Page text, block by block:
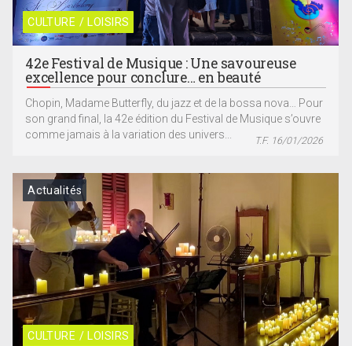
CULTURE / LOISIRS
42e Festival de Musique : Une savoureuse
excellence pour conclure… en beauté
Chopin, Madame Butterfly, du jazz et de la bossa nova… Pour
son grand final, la 42e édition du Festival de Musique s’ouvre
comme jamais à la variation des univers...
T.F. 16/01/2026
CULTURE / LOISIRS
Actualités